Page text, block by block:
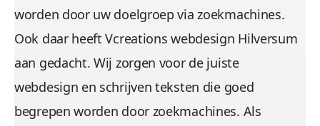
worden door uw doelgroep via zoekmachines.
Ook daar heeft Vcreations webdesign Hilversum
aan gedacht. Wij zorgen voor de juiste
webdesign en schrijven teksten die goed
begrepen worden door zoekmachines. Als